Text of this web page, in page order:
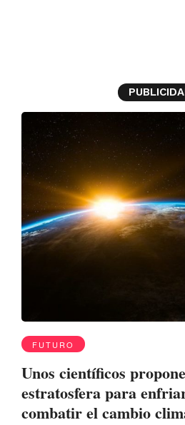
FUTURO
Unos científicos
estratosfera para
combatir el cambio